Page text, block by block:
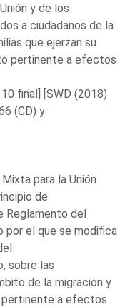
y de los
a ciudadanos de la
que ejerzan su
pertinente a efectos
final] [SWD (2018)
(CD) y
para la Unión
de
Reglamento del
por el que se modifica
sobre las
de la migración y
a efectos